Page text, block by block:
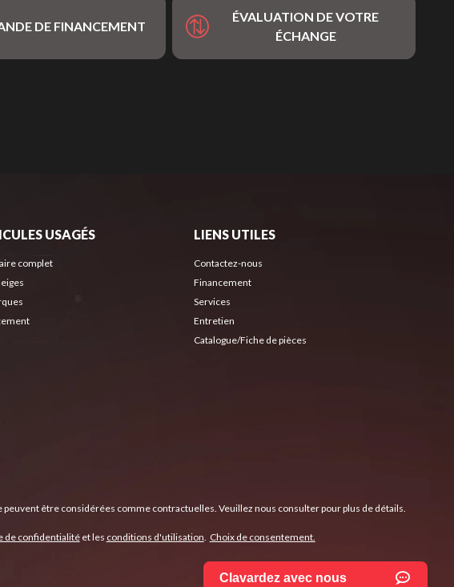
DE FINANCEMENT
ÉVALUATION DE VOTRE
ÉCHANGE
USAGÉS
complet
LIENS UTILES
Contactez-nous
Financement
Services
Entretien
Catalogue/Fiche de pièces
être considérées comme contractuelles. Veuillez nous consulter pour plus de détails.
de confidentialitéet les conditions d'utilisation Choix de consentement.